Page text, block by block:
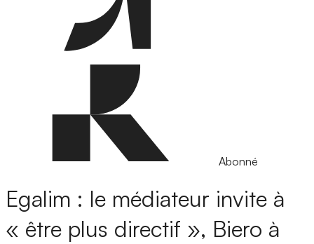
Abonné
Egalim : le médiateur invite à
« être plus directif », Biero à